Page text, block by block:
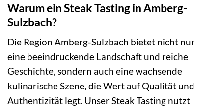
Warum ein Steak Tasting in Amberg-
Sulzbach?
Die Region Amberg-Sulzbach bietet nicht nur
eine beeindruckende Landschaft und reiche
Geschichte, sondern auch eine wachsende
kulinarische Szene, die Wert auf Qualität und
Authentizität legt. Unser Steak Tasting nutzt